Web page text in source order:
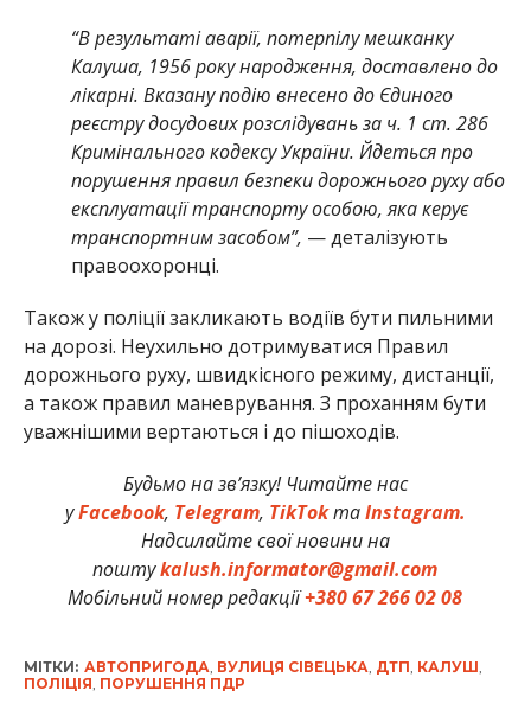
“В результаті аварії, потерпілу мешканку
Калуша, 1956 року народження, доставлено до
лікарні. Вказану подію внесено до Єдиного
реєстру досудових розслідувань за ч. 1 ст. 286
Кримінального кодексу України. Йдеться про
порушення правил безпеки дорожнього руху або
експлуатації транспорту особою, яка керує
транспортним засобом”, — деталізують
правоохоронці.
Також у поліції закликають водіїв бути пильними
на дорозі. Неухильно дотримуватися Правил
дорожнього руху, швидкісного режиму, дистанції,
а також правил маневрування. З проханням бути
уважнішими вертаються і до пішоходів.
Будьмо на зв’язку! Читайте нас
уFacebook, Telegram, TikTokтаInstagram.
Надсилайте свої новини на
поштуkalush.informator@gmail.com
Мобільний номер редакції+380 67 266 02 08
МІТКИ: АВТОПРИГОДА ВУЛИЦЯ СІВЕЦЬКА ДТП КАЛУШ
ПОЛІЦІЯ ПОРУШЕННЯ ПДР